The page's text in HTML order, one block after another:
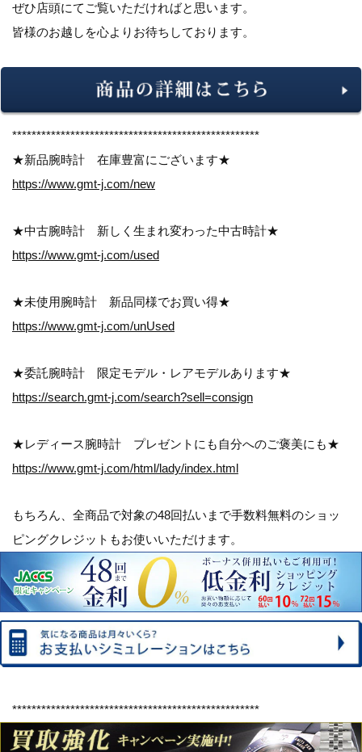
ぜひ店頭にてご覧いただければと思います。
皆様のお越しを心よりお待ちしております。
***************************************************
★新品腕時計 在庫豊富にございます★
https://www.gmt-j.com/new
★中古腕時計 新しく生まれ変わった中古時計★
https://www.gmt-j.com/used
★未使用腕時計 新品同様でお買い得★
https://www.gmt-j.com/unUsed
★委託腕時計 限定モデル・レアモデルあります★
https://search.gmt-j.com/search?sell=consign
★レディース腕時計 プレゼントにも自分へのご褒美にも★
https://www.gmt-j.com/html/lady/index.html
もちろん、全商品で対象の48回払いまで手数料無料のショッ
ピングクレジット もお使いいただけます。
***************************************************